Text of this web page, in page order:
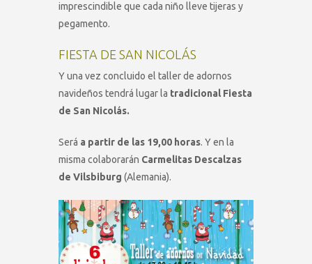
imprescindible que cada niño lleve tijeras y
pegamento.
FIESTA DE SAN NICOLÁS
Y una vez concluido el taller de adornos
navideños tendrá lugar la tradicional Fiesta
de San Nicolás.
Será a partir de las 19,00 horas. Y en la
misma colaborarán Carmelitas Descalzas
de Vilsbiburg (Alemania).